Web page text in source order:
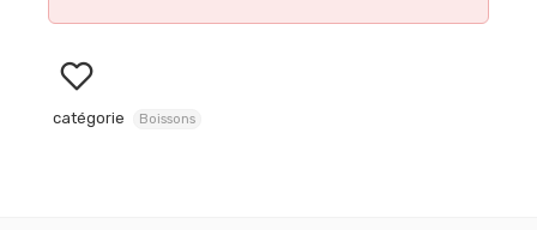
catégorie Boissons